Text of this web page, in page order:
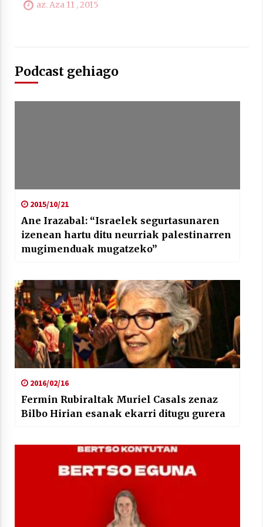
Berria egunkarian elkarrizketa
Arrosaren 20 urteez
Zebrabidearen denboraldi amaiera
EHZtik
Arrosaren laburpen bideoa Hamaika
Telebistaren eskutik
az. Aza 11 , 2015
Podcast gehiago
2015/10/21
Ane Irazabal: “Israelek segurtasunaren
izenean hartu ditu neurriak palestinarren
mugimenduak mugatzeko”
2016/02/16
Fermin Rubiraltak Muriel Casals zenaz
Bilbo Hirian esanak ekarri ditugu gurera